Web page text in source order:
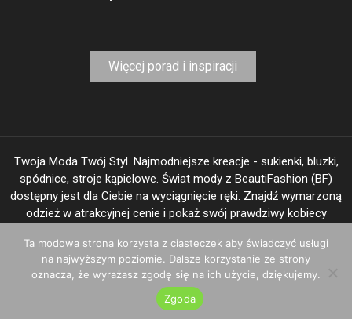
Więcej porad i inspiracji
Twoja Moda Twój Styl. Najmodniejsze kreacje - sukienki, bluzki,
spódnice, stroje kąpielowe. Świat mody z BeautiFashion (BF)
dostępny jest dla Ciebie na wyciągnięcie ręki. Znajdź wymarzoną
odzież w atrakcyjnej cenie i pokaż swój prawdziwy kobiecy
Theme: Shopay by
Ta modowa strona korzysta z ciasteczek aby świadczyć usługi
na najwyższym poziomie. Dalsze korzystanie ze strony
oznacza, że wyrażasz zgodę się na ich użycie, dziękujemy.
Zgoda